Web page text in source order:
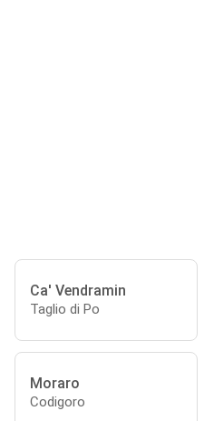
Ca' Vendramin
Taglio di Po
Moraro
Codigoro